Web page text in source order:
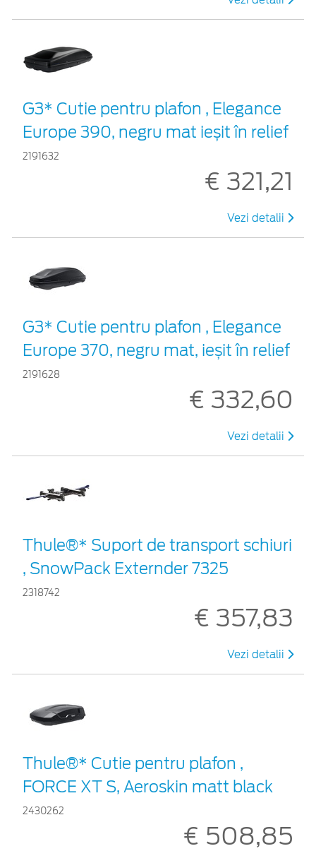
G3* Cutie pentru plafon , Elegance
Europe 390, negru mat ieșit în relief
2191632
€ 321,21
Vezi detalii
G3* Cutie pentru plafon , Elegance
Europe 370, negru mat, ieșit în relief
2191628
€ 332,60
Vezi detalii
Thule®* Suport de transport schiuri
, SnowPack Externder 7325
2318742
€ 357,83
Vezi detalii
Thule®* Cutie pentru plafon ,
FORCE XT S, Aeroskin matt black
2430262
€ 508,85